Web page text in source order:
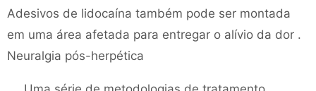
Adesivos de lidocaína também pode ser montada
em uma área afetada para entregar o alívio da dor .
Neuralgia pós-herpética